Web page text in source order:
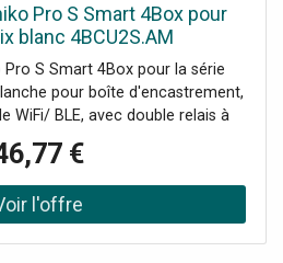
Pro S Smart 4Box pour
blanc 4BCU2S.AM
S Smart 4Box pour la série
pour boîte d'encastrement,
WiFi/ BLE, avec double relais à
la gamme 100-240 V jusqu'à un
double bouton est Smart, c'est-
contrôlé à distance via une
et peut assumer les
€